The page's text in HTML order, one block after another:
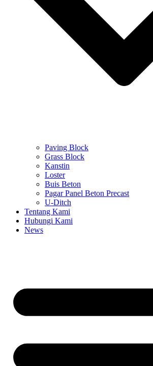
Paving Block
Grass Block
Kanstin
Loster
Buis Beton
Pagar Panel Beton Precast
U-Ditch
Tentang Kami
Hubungi Kami
News